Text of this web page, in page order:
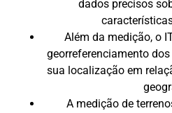
dados precisos
Além da medição, o
georreferenciamento
sua localização em
A medição de